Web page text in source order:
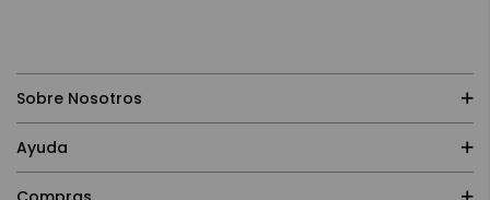
Sobre Nosotros
Ayuda